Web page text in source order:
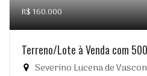
R$ 160.000
Terreno/Lote à Venda com
Severino Lucena de Vasconcelos -